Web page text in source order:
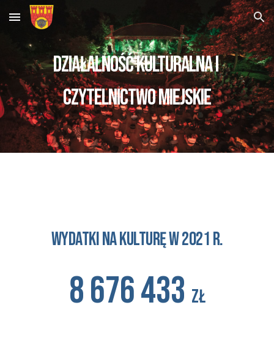
Skip to main content Skip to navigation
DZIAŁALNOŚĆ KULTURALNA i
czytelnictwo miejskie
wydatki na kulturę w 2021 r.
8 676 433 zł